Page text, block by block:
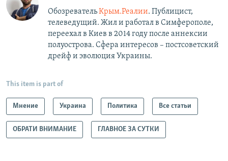
ОбозревательКрым.Реалии. Публицист,
телеведущий. Жил и работал в Симферополе,
переехал в Киев в 2014 году после аннексии
полуострова. Сфера интересов – постсоветский
дрейф и эволюция Украины.
This item is part of
Мнение Украина Политика Все статьи
ОБРАТИ ВНИМАНИЕ ГЛАВНОЕ ЗА СУТКИ